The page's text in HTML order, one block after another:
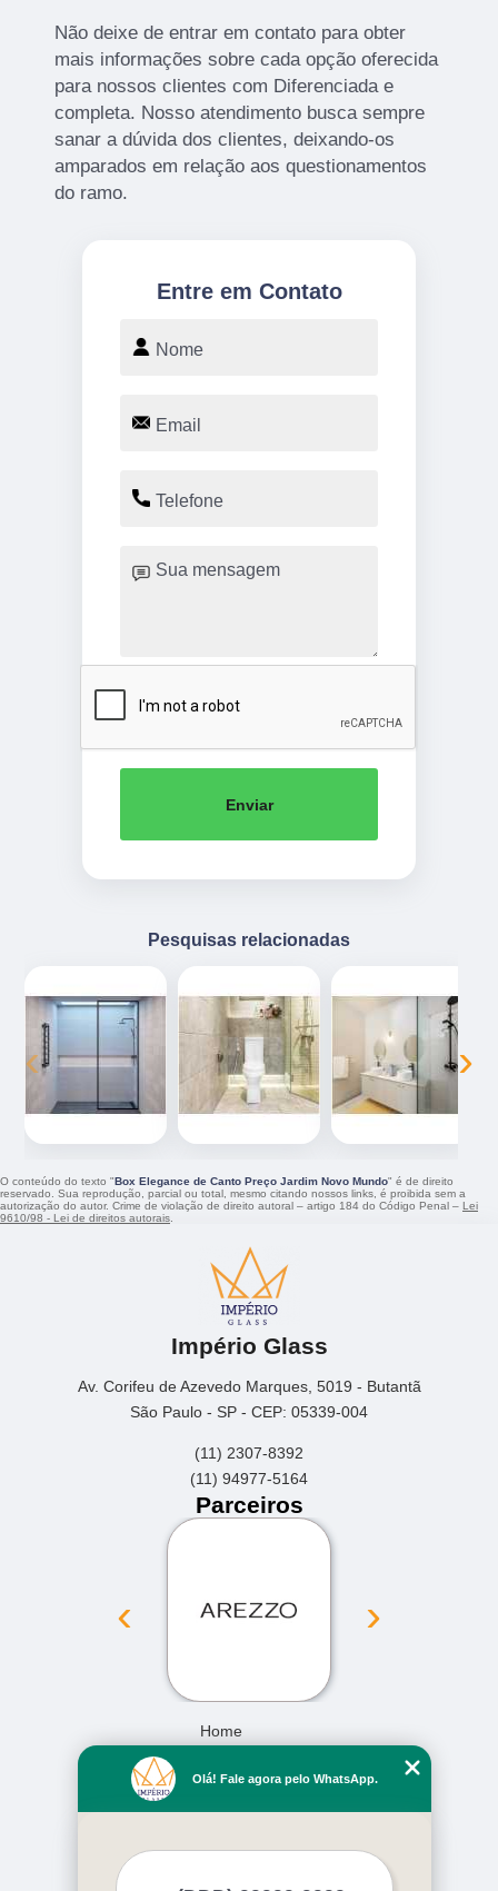
Não deixe de entrar em contato para obter
mais informações sobre cada opção oferecida
para nossos clientes com Diferenciada e
completa. Nosso atendimento busca sempre
sanar a dúvida dos clientes, deixando-os
amparados em relação aos questionamentos
do ramo.
Entre em Contato
Enviar
Pesquisas relacionadas
‹ ›
O conteúdo do texto "Box Elegance de Canto Preço Jardim Novo Mundo" é de direito
reservado. Sua reprodução, parcial ou total, mesmo citando nossos links, é proibida sem a
autorização do autor. Crime de violação de direito autoral – artigo 184 do Código Penal – Lei
9610/98 - Lei de direitos autorais
Império Glass
Av. Corifeu de Azevedo Marques, 5019 - Butantã
São Paulo - SP - CEP: 05339-004
(11) 2307-8392
(11) 94977-5164
Parceiros
‹ ›
Home
Missão
Olá! Fale agora pelo WhatsApp.